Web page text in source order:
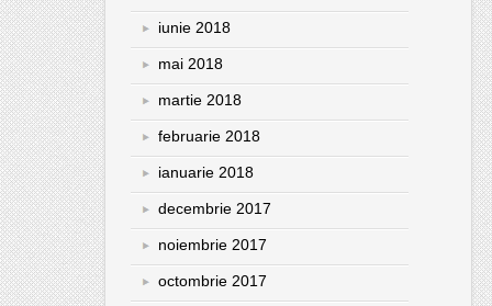
iunie 2018
mai 2018
martie 2018
februarie 2018
ianuarie 2018
decembrie 2017
noiembrie 2017
octombrie 2017